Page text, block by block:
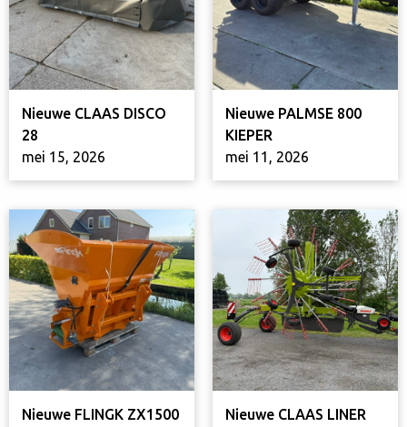
Nieuwe CLAAS DISCO
28
mei 15, 2026
Nieuwe PALMSE 800
KIEPER
mei 11, 2026
Nieuwe FLINGK ZX1500
Nieuwe CLAAS LINER